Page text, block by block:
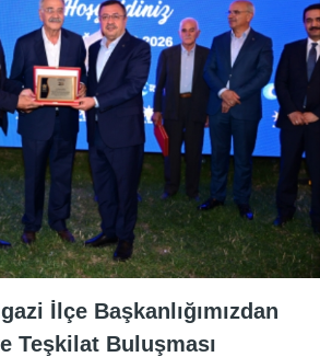
İlçe Başkanlığımızdan
Teşkilat Buluşması